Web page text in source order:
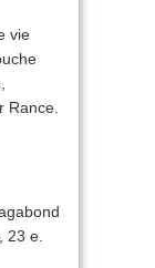
vie
Rance.
23 e.